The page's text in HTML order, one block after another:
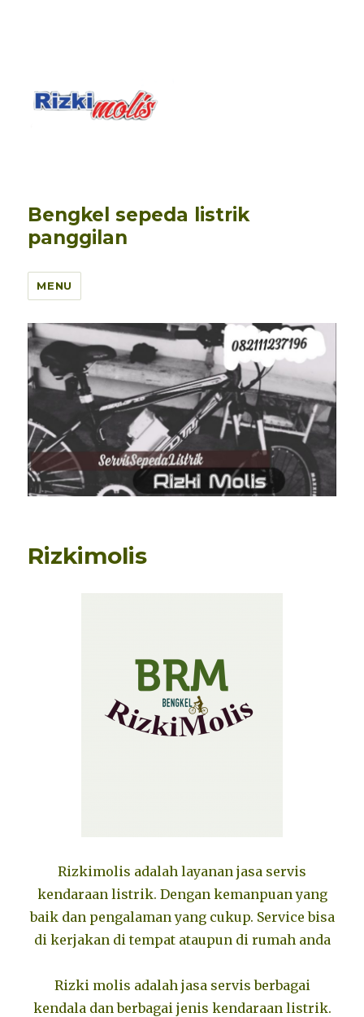
Bengkel sepeda listrik
panggilan
MENU
Rizkimolis
Rizkimolis adalah layanan jasa servis
kendaraan listrik. Dengan kemanpuan yang
baik dan pengalaman yang cukup. Service bisa
di kerjakan di tempat ataupun di rumah anda
Rizki molis adalah jasa servis berbagai
kendala dan berbagai jenis kendaraan listrik.